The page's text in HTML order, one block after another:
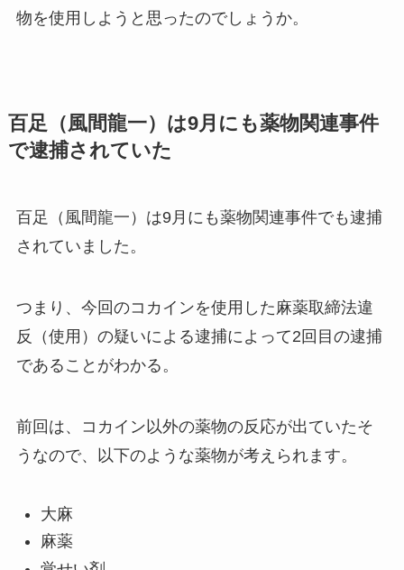
物を使用しようと思ったのでしょうか。
百足（風間龍一）は9月にも薬物関連事件
で逮捕されていた
百足（風間龍一）は9月にも薬物関連事件でも逮捕
されていました。
つまり、今回のコカインを使用した麻薬取締法違
反（使用）の疑いによる逮捕によって2回目の逮捕
であることがわかる。
前回は、コカイン以外の薬物の反応が出ていたそ
うなので、以下のような薬物が考えられます。
大麻
麻薬